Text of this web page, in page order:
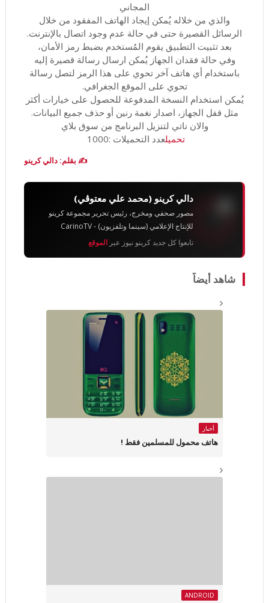
المجاني
والذي من خلاله يُمكن إيجاد الهاتف المفقود من خلال
الرسائل القصيرة حتى في حالة عدم وجود اتصال بالإنترنت.
بعد تثبيت التطبيق يقوم المُستخدم بضبط رمز الأمان،
وفي حالة فقدان الجهاز يُمكن ارسال رسالة قصيرة إليه
باستخدام أي هاتف آخر تحوي على هذا الرمز لتصل رسالة
تحوي على الموقع الجغرافي.
يُمكن استخدام النسخة المدفوعة للحصول على خيارات أكثر
مثل قفل الجهاز، اصدار نغمة رنين أو حذف جميع البيانات.
والان ناتي لتنزيل البرنامج من سوق بلاي
تحميلعدد التحميلات :1000
✍️ بقلم: دالي كرينو
دالي كرينو (محمد علي معتوڨي)
مصور صحفي ومخرج، رئيس تحرير مجموعة كرينو
للإنتاج الإعلامي (سينما وتلفزيون) - CarinoTV
تابعوا كل جديد كرينو نيوز عبر الموقع
شاهد أيضاً
أخبار
هاتف محمول للمسلمين فقط !
ANDROID